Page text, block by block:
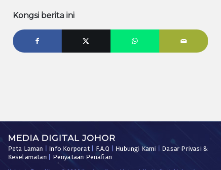
Kongsi berita ini
MEDIA DIGITAL JOHOR
Peta Laman Info Korporat| F.A.Q Hubungi Kami
Dasar Privasi &
Keselamatan
Penyataan Penafian